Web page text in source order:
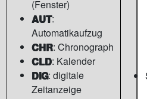
(Fenster)
AUT:
Automatikaufzug
CHR: Chronograph
CLD: Kalender
DIG: digitale
Zeitanzeige